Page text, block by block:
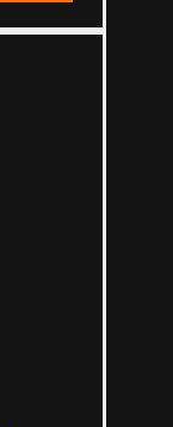
7.
Ostateczne